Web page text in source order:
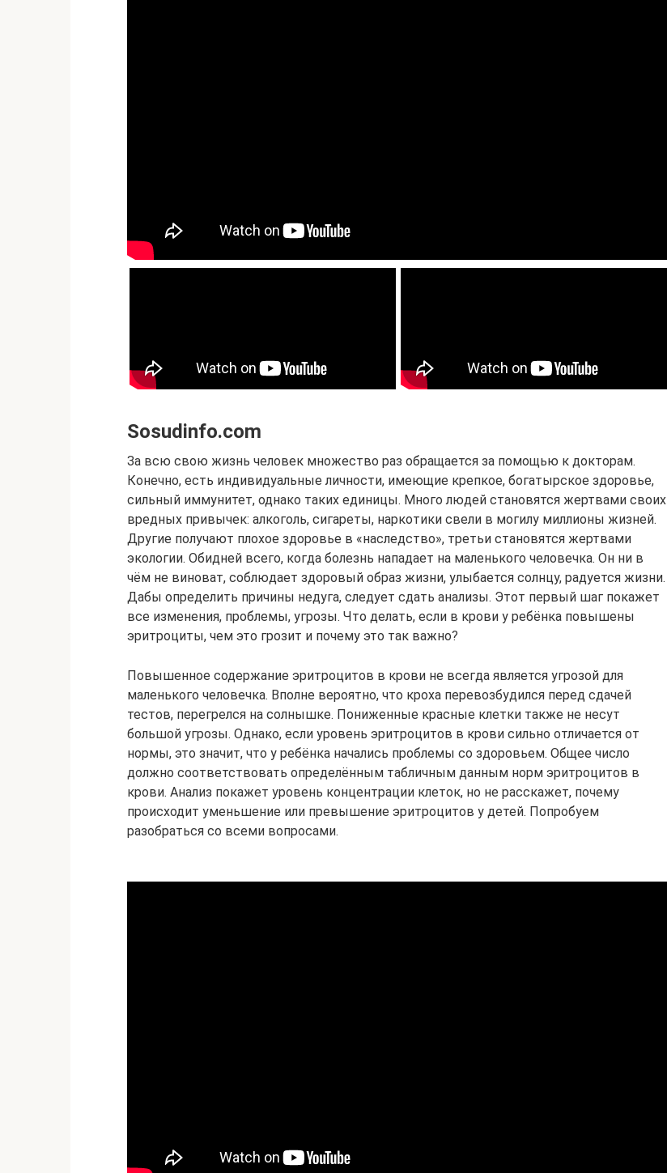
Sosudinfo.com
За всю свою жизнь человек множество раз обращается за помощью к докторам.
Конечно, есть индивидуальные личности, имеющие крепкое, богатырское здоровье,
сильный иммунитет, однако таких единицы. Много людей становятся жертвами своих
вредных привычек: алкоголь, сигареты, наркотики свели в могилу миллионы жизней.
Другие получают плохое здоровье в «наследство», третьи становятся жертвами
экологии. Обидней всего, когда болезнь нападает на маленького человечка. Он ни в
чём не виноват, соблюдает здоровый образ жизни, улыбается солнцу, радуется жизни.
Дабы определить причины недуга, следует сдать анализы. Этот первый шаг покажет
все изменения, проблемы, угрозы. Что делать, если в крови у ребёнка повышены
эритроциты, чем это грозит и почему это так важно?
Повышенное содержание эритроцитов в крови не всегда является угрозой для
маленького человечка. Вполне вероятно, что кроха перевозбудился перед сдачей
тестов, перегрелся на солнышке. Пониженные красные клетки также не несут
большой угрозы. Однако, если уровень эритроцитов в крови сильно отличается от
нормы, это значит, что у ребёнка начались проблемы со здоровьем. Общее число
должно соответствовать определённым табличным данным норм эритроцитов в
крови. Анализ покажет уровень концентрации клеток, но не расскажет, почему
происходит уменьшение или превышение эритроцитов у детей. Попробуем
разобраться со всеми вопросами.